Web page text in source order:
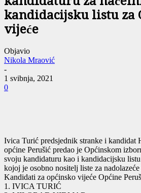
kandidacijsku listu za
vijeće
Objavio
Nikola Mraović
-
1 svibnja, 2021
0
Ivica Turić predsjednik stranke i kandidat
općine Perušić predao je Općinskom
svoju kandidaturu kao i kandidacijsku
kojoj je osobno nositelj liste za
Kandidati za općinsko vijeće Općine
1. IVICA TURIĆ